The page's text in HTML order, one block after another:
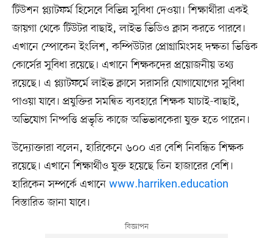
টিউশন প্ল্যাটফর্ম হিসেবে বিভিন্ন সুবিধা দেওয়া। শিক্ষার্থীরা একই
জায়গা থেকে টিউটর বাছাই, লাইভ ভিডিও ক্লাস করতে পারবে।
এখানে স্পোকেন ইংলিশ, কম্পিউটার প্রোগ্রামিংসহ দক্ষতা ভিত্তিক
কোর্সের সুবিধা রয়েছে। এখানে শিক্ষকদের প্রয়োজনীয় তথ্য
রয়েছে। এ প্ল্যাটফর্মে লাইভ ক্লাসে সরাসরি যোগাযোগের সুবিধা
পাওয়া যাবে। প্রযুক্তির সমন্বিত ব্যবহারে শিক্ষক যাচাই-বাছাই,
অভিযোগ নিষ্পত্তি প্রভৃতি কাজে অভিভাবকেরা যুক্ত হতে পারেন।
উদ্যোক্তারা বলেন, হারিকেনে ৬০০ এর বেশি নিবন্ধিত শিক্ষক
রয়েছে। এখানে শিক্ষার্থীও যুক্ত হয়েছে তিন হাজারের বেশি।
হারিকেন সম্পর্কে এখানে www.harriken.education
বিস্তারিত জানা যাবে।